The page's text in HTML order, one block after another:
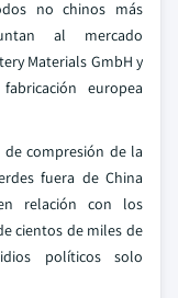
no chinos más
al mercado
Materials GmbH y
europea
compresión de la
fuera de China
relación con los
cientos de miles de
políticos solo